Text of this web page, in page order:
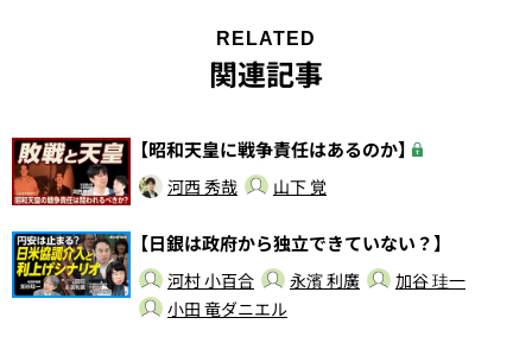
RELATED
関連記事
【昭和天皇に戦争責任はあるのか】
河西 秀哉 山下 覚
【日銀は政府から独立できていない？】
河村 小百合 永濱 利廣
加谷 珪一
小田 竜ダニエル